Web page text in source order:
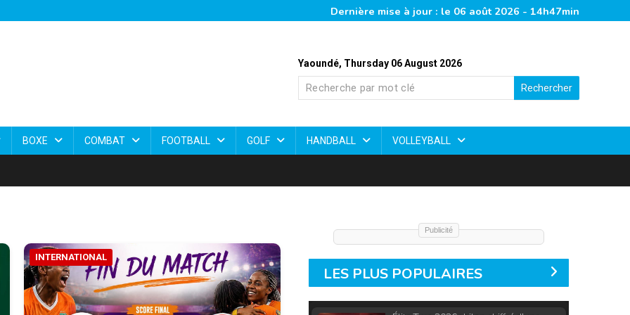
Dernière mise à jour : le 06 août 2026 - 14h47min
Yaoundé, Thursday 06 August 2026
Rechercher
BOXE COMBAT FOOTBALL GOLF HANDBALL VOLLEYBALL
INTERNATIONAL
Publicité
LES PLUS POPULAIRES
Élite Two 2026 : bilan chiffré d’une
première journée animée.